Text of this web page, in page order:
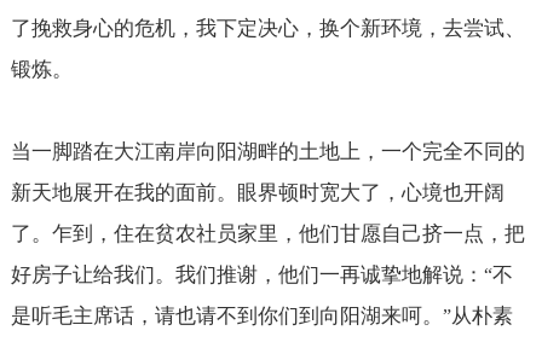
了挽救身心的危机，我下定决心，换个新环境，去尝试、
锻炼。
当一脚踏在大江南岸向阳湖畔的土地上，一个完全不同的
新天地展开在我的面前。眼界顿时宽大了，心境也开阔
了。乍到，住在贫农社员家里，他们甘愿自己挤一点，把
好房子让给我们。我们推谢，他们一再诚挚地解说： “不
是听毛主席话，请也请不到你们到向阳湖来呵。 ”从朴素